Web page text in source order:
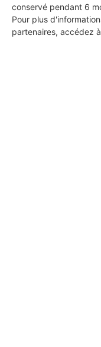
conservé pendant 6
Pour plus
partenaires, accédez
Aucun autre